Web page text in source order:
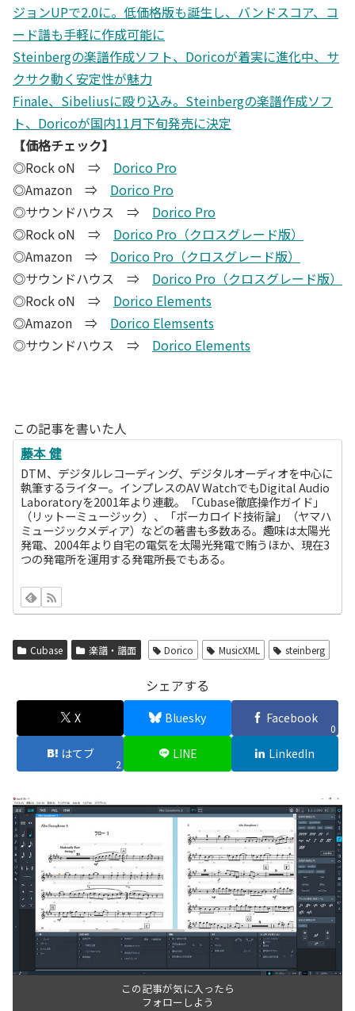
ジョンUPで2.0に。低価格版も誕生し、バンドスコア、コ
ード譜も手軽に作成可能に
Steinbergの楽譜作成ソフト、Doricoが着実に進化中、サ
クサク動く安定性が魅力
Finale、Sibeliusに殴り込み。Steinbergの楽譜作成ソフ
ト、Doricoが国内11月下旬発売に決定
【価格チェック】
◎Rock oN ⇒ Dorico Pro
◎Amazon ⇒ Dorico Pro
◎サウンドハウス ⇒ Dorico Pro
◎Rock oN ⇒ Dorico Pro（クロスグレード版）
◎Amazon ⇒ Dorico Pro（クロスグレード版）
◎サウンドハウス ⇒ Dorico Pro（クロスグレード版）
◎Rock oN ⇒ Dorico Elements
◎Amazon ⇒ Dorico Elemsents
◎サウンドハウス ⇒ Dorico Elements
この記事を書いた人
藤本 健
DTM、デジタルレコーディング、デジタルオーディオを中心に
執筆するライター。インプレスのAV WatchでもDigital Audio
Laboratoryを2001年より連載。「Cubase徹底操作ガイド」
（リットーミュージック）、「ボーカロイド技術論」（ヤマハ
ミュージックメディア）などの著書も多数ある。趣味は太陽光
発電、2004年より自宅の電気を太陽光発電で賄うほか、現在3
つの発電所を運用する発電所長でもある。
Cubase 楽譜・譜面 Dorico MusicXML steinberg
シェアする
X Bluesky Facebook
0
はてブ
2
LINE LinkedIn
この記事が気に入ったら
フォローしよう